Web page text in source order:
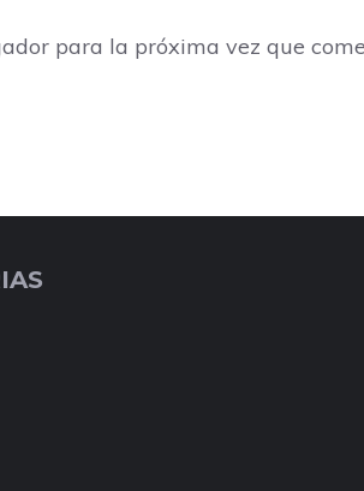
para la próxima vez que